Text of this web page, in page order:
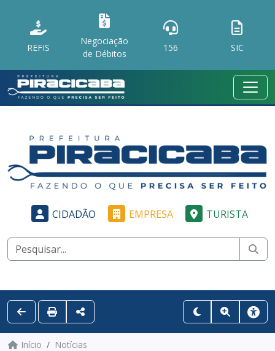
REFIS
Negociação
de Débitos
156 SIC
CIDADÃO EMPRESA TURISTA
Início Notícias